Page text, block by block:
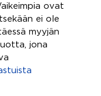
ovat
ei ole
myyjän
jona